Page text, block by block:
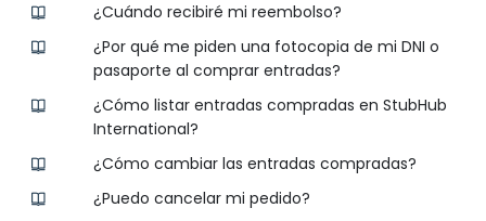
¿Cuándo recibiré mi reembolso?
¿Por qué me piden una fotocopia de mi DNI o
pasaporte al comprar entradas?
¿Cómo listar entradas compradas en StubHub
International?
¿Cómo cambiar las entradas compradas?
¿Puedo cancelar mi pedido?